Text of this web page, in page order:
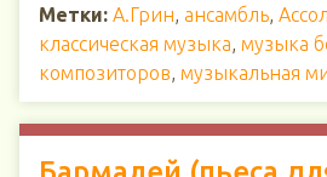
Метки: А.Грин, ансамбль,
классическая музыка, музыка
композиторов, музыкальная